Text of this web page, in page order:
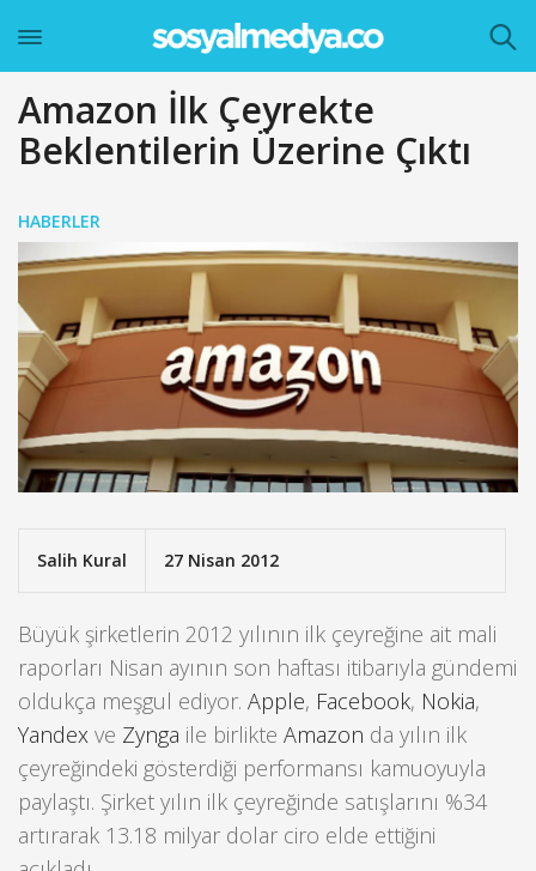
Amazon İlk Çeyrekte
Beklentilerin Üzerine Çıktı
HABERLER
Salih Kural 27 Nisan 2012
Büyük şirketlerin 2012 yılının ilk çeyreğine ait mali
raporları Nisan ayının son haftası itibarıyla gündemi
oldukça meşgul ediyor. Apple, Facebook, Nokia,
Yandex ve Zynga ile birlikte Amazon da yılın ilk
çeyreğindeki gösterdiği performansı kamuoyuyla
paylaştı. Şirket yılın ilk çeyreğinde satışlarını %34
artırarak 13.18 milyar dolar ciro elde ettiğini